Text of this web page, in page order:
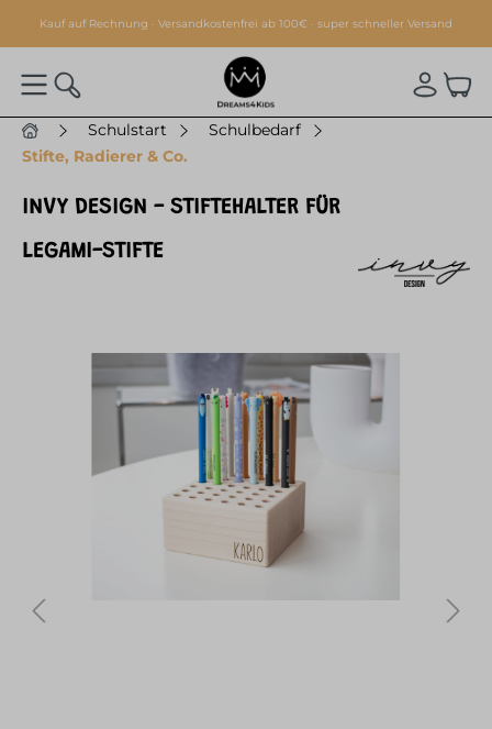
springen
Kauf auf Rechnung · Versandkostenfrei ab 100€ · super schneller Versand
Schulstart
Schulbedarf
Stifte, Radierer & Co.
INVY DESIGN - STIFTEHALTER FÜR
LEGAMI-STIFTE
Bildergalerie überspringen